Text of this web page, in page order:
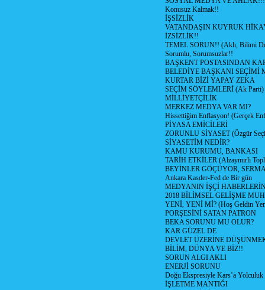
Konusuz Kalmak!!
İŞSİZLİK
VATANDAŞIN KUYRUK
İZSİZLİK!!
TEMEL SORUN!! (Aklı, Bilimi
Sorumlu, Sorumsuzlar!!
BAŞKENT POSTASINDAN
BELEDİYE BAŞKANI SEÇİMİ
KURTAR BİZİ YAPAY ZEKA
SEÇİM SÖYLEMLERİ (Ak Parti)
MİLLİYETÇİLİK
MERKEZ MEDYA VAR MI?
Hissettiğim Enflasyon! (Gerçek
PİYASA EMİCİLERİ
ZORUNLU SİYASET (Özgür
SİYASETİM NEDİR?
KAMU KURUMU, BANKASI
TARİH ETKİLER (Alzaymırlı
BEYİNLER GÖÇÜYOR,
Ankara Kasder-Fed de Bir gün
MEDYANIN İŞÇİ
2018 BİLİMSEL GELİŞME
YENİ, YENİ Mİ? (Hoş Geldin
PORŞESİNİ SATAN PATRON
BEKA SORUNU MU OLUR?
KAR GÜZEL DE
DEVLET ÜZERİNE
BİLİM, DÜNYA VE BİZ!!
SORUN ALGI AKLI
ENERJİ SORUNU
Doğu Ekspresiyle Kars’a Yolculuk
İŞLETME MANTIĞI